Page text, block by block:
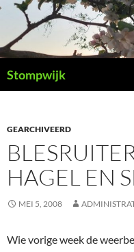
Ga
de
inhoud
Stompwijk
GEARCHIVEERD
HAGEL EN
MEI 5, 2008
Wie vorige week de